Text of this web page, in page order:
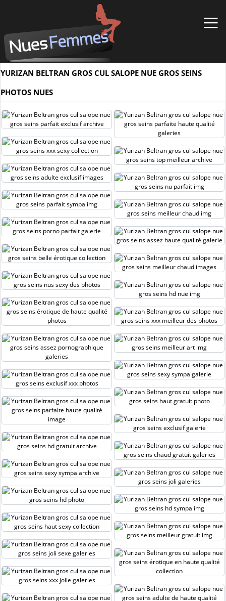
YURIZAN BELTRAN GROS CUL SALOPE NUE GROS SEINS
PHOTOS NUES